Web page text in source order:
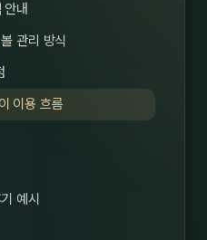
안내
관리 방식
이용 흐름
예시